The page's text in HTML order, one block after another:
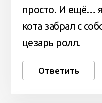
просто. И ещё… я
кота забрал с
цезарь ролл.
Ответить